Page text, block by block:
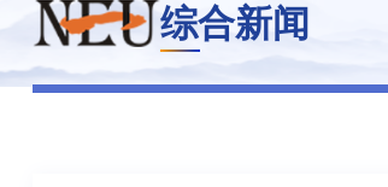
综合新闻